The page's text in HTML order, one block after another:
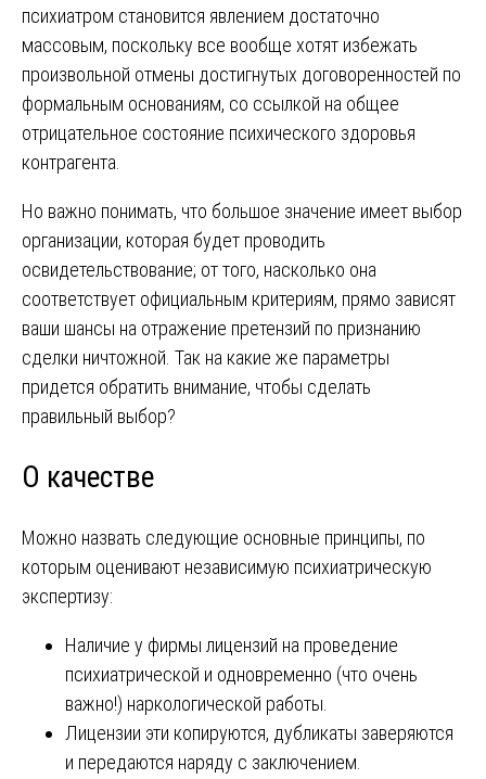
психиатром становится явлением достаточно
массовым, поскольку все вообще хотят избежать
произвольной отмены достигнутых договоренностей по
формальным основаниям, со ссылкой на общее
отрицательное состояние психического здоровья
контрагента.
Но важно понимать, что большое значение имеет выбор
организации, которая будет проводить
освидетельствование; от того, насколько она
соответствует официальным критериям, прямо зависят
ваши шансы на отражение претензий по признанию
сделки ничтожной. Так на какие же параметры
придется обратить внимание, чтобы сделать
правильный выбор?
О качестве
Можно назвать следующие основные принципы, по
которым оценивают независимую психиатрическую
экспертизу:
Наличие у фирмы лицензий на проведение
психиатрической и одновременно (что очень
важно!) наркологической работы.
Лицензии эти копируются, дубликаты заверяются
и передаются наряду с заключением.